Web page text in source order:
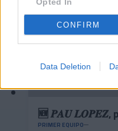
CONFIRM
Data Deletion
🆕 𝑷𝑨𝑼 𝑳𝑶𝑷𝑬𝒁,
PRIMER EQUIPO